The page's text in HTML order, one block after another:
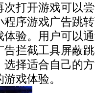
打开游戏可以
序游戏广告跳
验。用户可以
拦截工具屏蔽
择适合自己的
戏体验。